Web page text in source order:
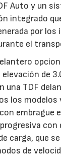
Auto y un
integrado
por los
el
elevación de
una TDF
los modelos
embrague
con
carga, que
de